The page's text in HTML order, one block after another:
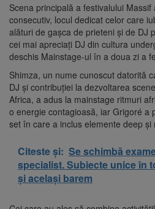
Scena principală a festivalului
consecutiv, locul dedicat celor care
alături de gașca de prieteni și de DJ
cei mai apreciați DJ din cultura
deschis Mainstage-ul în a doua zi a
Shimza, un nume cunoscut datorită
DJ și contribuției la dezvoltarea
Africa, a adus la mainstage ritmuri
o energie contagioasă, iar Grigoré a
set în care a inclus elemente deep și
Citeste și: Se schimbă
specialist. Subiecte unice în
și același barem